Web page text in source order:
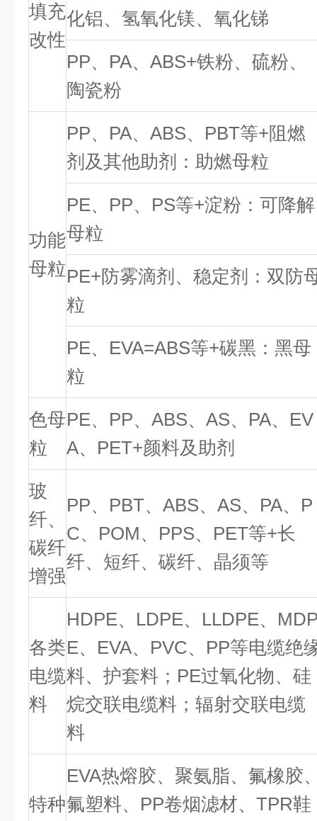
填充
改性
化铝、氢氧化镁、氧化锑
PP、PA、ABS+铁粉、硫粉、
陶瓷粉
功能
母粒
PP、PA、ABS、PBT等+阻燃
剂及其他助剂：助燃母粒
PE、PP、PS等+淀粉：可降解
母粒
PE+防雾滴剂、稳定剂：双防
粒
PE、EVA=ABS等+碳黑：黑母
粒
色母
粒
PE、PP、ABS、AS、PA、EV
A、PET+颜料及助剂
玻
纤、
碳纤
增强
PP、PBT、ABS、AS、PA、P
C、POM、PPS、PET等+长
纤、短纤、碳纤、晶须等
各类
电缆
料
HDPE、LDPE、LLDPE、
E、EVA、PVC、PP等电缆绝
料、护套料；PE过氧化物、硅
烷交联电缆料；辐射交联电缆
料
特种
EVA热熔胶、聚氨脂、氟橡胶
氟塑料、PP卷烟滤材、TPR鞋